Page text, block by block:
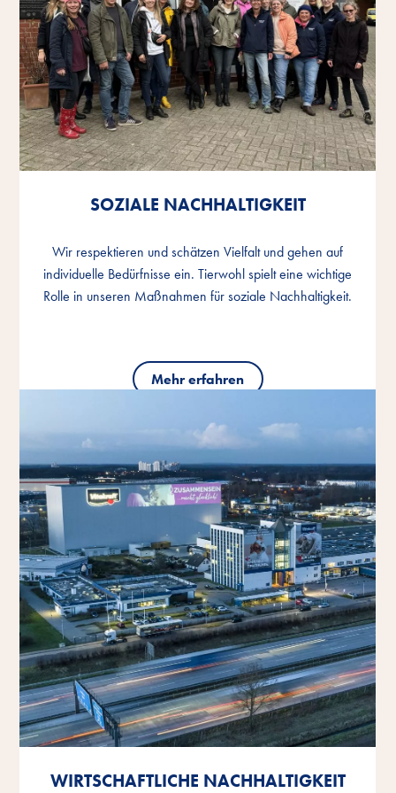
SOZIALE NACHHALTIGKEIT
Wir respektieren und schätzen Vielfalt und gehen auf
individuelle Bedürfnisse ein. Tierwohl spielt eine wichtige
Rolle in unseren Maßnahmen für soziale Nachhaltigkeit.
Mehr erfahren
SOZIALE NACHHALTIGKEIT
Wir respektieren und schätzen Vielfalt und gehen auf
individuelle Bedürfnisse ein. Tierwohl spielt eine wichtige
Rolle in unseren Maßnahmen für soziale Nachhaltigkeit.
Mehr erfahren
SOZIALE NACHHALTIGKEIT
Wir respektieren und schätzen Vielfalt und gehen auf
individuelle Bedürfnisse ein. Tierwohl spielt eine wichtige
Rolle in unseren Maßnahmen für soziale Nachhaltigkeit.
Mehr erfahren
WIRTSCHAFTLICHE NACHHALTIGKEIT
WIRTSCHAFTLICHE NACHHALTIGKEIT
WIRTSCHAFTLICHE NACHHALTIGKEIT